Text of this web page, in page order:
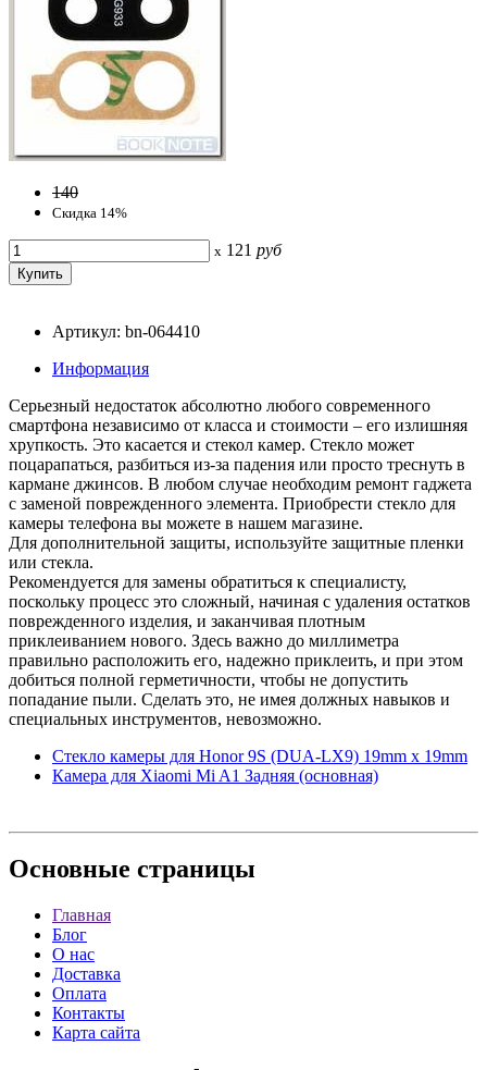
140
Скидка 14%
x 121 руб
Артикул: bn-064410
Информация
Серьезный недостаток абсолютно любого современного
смартфона независимо от класса и стоимости – его излишняя
хрупкость. Это касается и стекол камер. Стекло может
поцарапаться, разбиться из-за падения или просто треснуть в
кармане джинсов. В любом случае необходим ремонт гаджета
с заменой поврежденного элемента. Приобрести стекло для
камеры телефона вы можете в нашем магазине.
Для дополнительной защиты, используйте защитные пленки
или стекла.
Рекомендуется для замены обратиться к специалисту,
поскольку процесс это сложный, начиная с удаления остатков
поврежденного изделия, и заканчивая плотным
приклеиванием нового. Здесь важно до миллиметра
правильно расположить его, надежно приклеить, и при этом
добиться полной герметичности, чтобы не допустить
попадание пыли. Сделать это, не имея должных навыков и
специальных инструментов, невозможно.
Стекло камеры для Honor 9S (DUA-LX9) 19mm x 19mm
Камера для Xiaomi Mi A1 Задняя (основная)
Основные страницы
Главная
Блог
О нас
Доставка
Оплата
Контакты
Карта сайта